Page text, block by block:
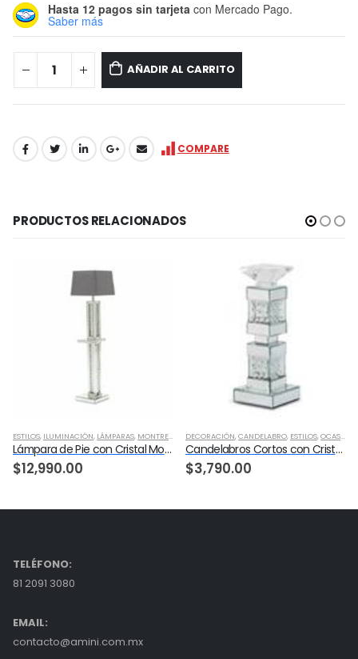
Hasta 12 pagos sin tarjeta con Mercado Pago.
Saber más
AÑADIR AL CARRITO
COMPARE
PRODUCTOS RELACIONADOS
,RECAMARA
ESTILOS, ILUMINACIÓN, LÁMPARAS, MONTREAL OCASIONALES
Lámpara de Pie con Cristal Montreal
$12,990.00
DECORACIÓN,CANDELABRO, ESTILOS,OCASIONALES
Candelabros Cortos con Cristal 150 Montreal
$3,790.00
TELÉFONO:
81 2091 3080
EMAIL:
contacto@amini.com.mx